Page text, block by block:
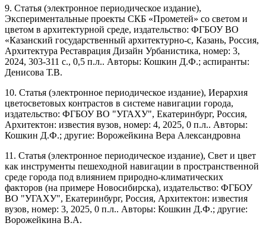
9. Статья (электронное периодическое издание),
Экспериментальные проекты СКБ «Прометей» со светом и
цветом в архитектурной среде, издательство: ФГБОУ ВО
«Казанский государственный архитектурно-с, Казань, Россия,
Архитектура Реставрация Дизайн Урбанистика, номер: 3,
2024, 303-311 с., 0,5 п.л.. Авторы: Кошкин Д.Ф.; аспиранты:
Денисова Т.В.
10. Статья (электронное периодическое издание), Иерархия
цветосветовых контрастов в системе навигации города,
издательство: ФГБОУ ВО "УГАХУ", Екатеринбург, Россия,
Архитектон: известия вузов, номер: 4, 2025, 0 п.л.. Авторы:
Кошкин Д.Ф.; другие: Ворожейкина Вера Александровна
11. Статья (электронное периодическое издание), Свет и цвет
как инструменты пешеходной навигации в пространственной
среде города под влиянием природно-климатических
факторов (на примере Новосибирска), издательство: ФГБОУ
ВО "УГАХУ", Екатеринбург, Россия, Архитектон: известия
вузов, номер: 3, 2025, 0 п.л.. Авторы: Кошкин Д.Ф.; другие:
Ворожейкина В.А.